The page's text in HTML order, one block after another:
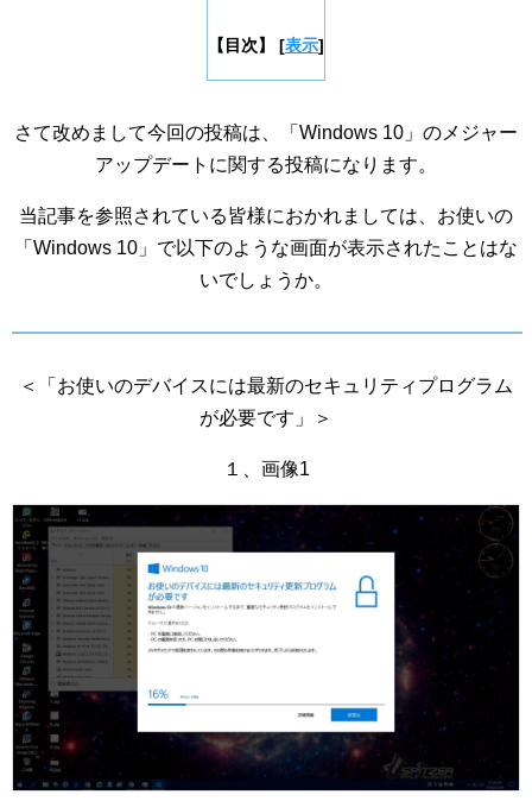
【目次】 [表示]
さて改めまして今回の投稿は、「Windows 10」のメジャー
アップデートに関する投稿になります。
当記事を参照されている皆様におかれましては、お使いの
「Windows 10」で以下のような画面が表示されたことはな
いでしょうか。
＜「お使いのデバイスには最新のセキュリティプログラム
が必要です」＞
１、画像1